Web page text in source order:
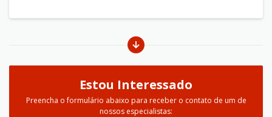
Estou Interessado
Preencha o formulário abaixo para receber o contato de um de
nossos especialistas: